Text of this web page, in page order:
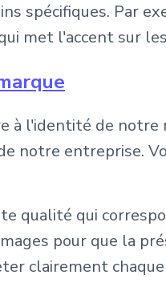
spécifiques. Par
met l'accent sur
à l'identité de
notre entreprise.
qualité qui
pour que la
clairement